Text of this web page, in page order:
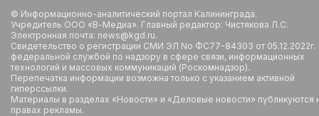
© Информационно-аналитический портал Калининграда.
Учредитель ООО «В-Медиа». Главный редактор: Чистякова Л.С.
Электронная почта: news@kgd.ru.
Свидетельство о регистрации СМИ ЭЛ No ФС77-84303 от
федеральной службой по надзору в сфере связи, информационных
технологий и массовых коммуникаций (Роскомнадзор).
Перепечатка информации возможна только с указанием активной
гиперссылки.
Материалы в разделах «Новости» и «Деловые новости» публикуются
правах рекламы.